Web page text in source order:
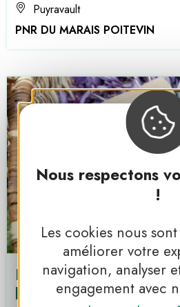
Nous respectons
!
Les cookies nous
améliorer votre
navigation, analyser
engagement avec
Puyravault
PNR DU MARAIS POITEVIN
Plantes aromatiques
herbes du Coin -